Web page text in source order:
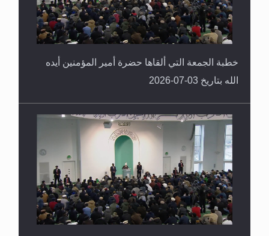
خطبة الجمعة التي ألقاها حضرة أمير المؤمنين أيده
الله بتاريخ 03-07-2026